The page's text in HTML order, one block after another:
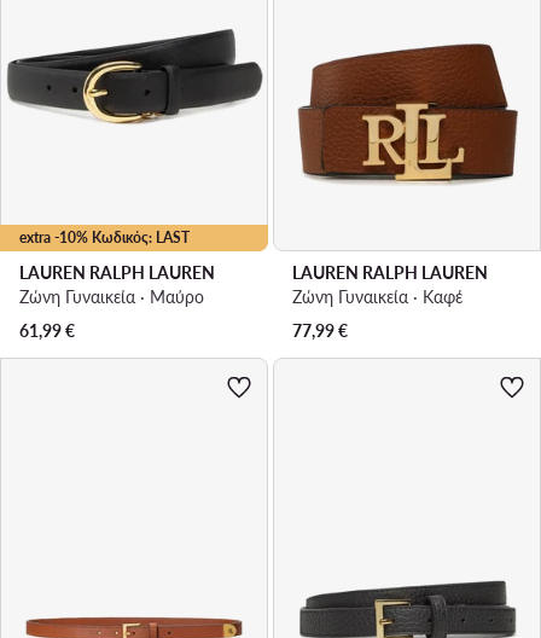
extra -10% Κωδικός: LAST
LAUREN RALPH LAUREN
Ζώνη Γυναικεία · Μαύρο
61,99€
LAUREN RALPH LAUREN
Ζώνη Γυναικεία · Καφέ
77,99€